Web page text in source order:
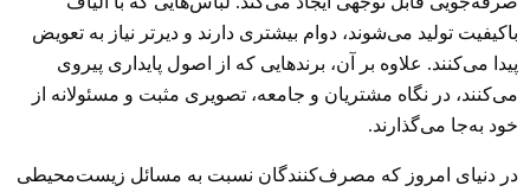
باکیفیت تولید می‌شوند، دوام بیشتری دارند و دیرتر نیاز به تعویض
پیدا می‌کنند. علاوه بر آن، برندهایی که از اصول پایداری پیروی
می‌کنند، در نگاه مشتریان و جامعه، تصویری مثبت و مسئولانه از
خود به‌جا می‌گذارند.
در دنیای امروز که مصرف‌کنندگان نسبت به مسائل زیست‌محیطی